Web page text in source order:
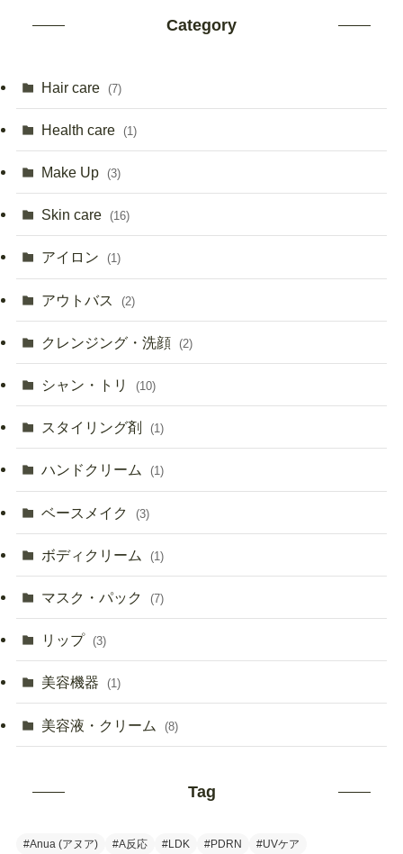
Category
Hair care (7)
Health care (1)
Make Up (3)
Skin care (16)
アイロン (1)
アウトバス (2)
クレンジング・洗顔 (2)
シャン・トリ (10)
スタイリング剤 (1)
ハンドクリーム (1)
ベースメイク (3)
ボディクリーム (1)
マスク・パック (7)
リップ (3)
美容機器 (1)
美容液・クリーム (8)
Tag
#Anua (アヌア) #A反応 #LDK #PDRN #UVケア